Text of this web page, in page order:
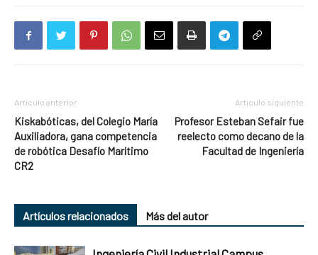
Artículo anterior
Kiskabóticas, del Colegio María
Auxiliadora, gana competencia
de robótica Desafío Marítimo
CR2
Artículo siguiente
Profesor Esteban Sefair fue
reelecto como decano de la
Facultad de Ingeniería
Artículos relacionados Más del autor